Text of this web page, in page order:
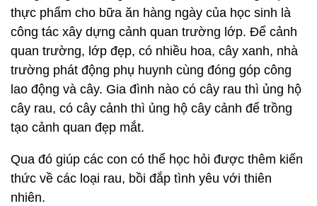
thực phẩm cho bữa ăn hàng ngày của học sinh là
công tác xây dựng cảnh quan trường lớp. Để cảnh
quan trường, lớp đẹp, có nhiều hoa, cây xanh, nhà
trường phát động phụ huynh cùng đóng góp công
lao động và cây. Gia đình nào có cây rau thì ủng hộ
cây rau, có cây cảnh thì ủng hộ cây cảnh để trồng
tạo cảnh quan đẹp mắt.
Qua đó giúp các con có thể học hỏi được thêm kiến
thức về các loại rau, bồi đắp tình yêu với thiên
nhiên.